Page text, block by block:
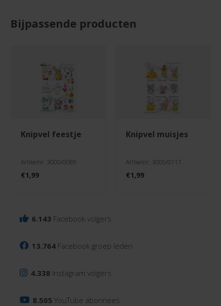
Bijpassende producten
knipvel feestje
Artikelnr. 3000/0089
€1,99
knipvel muisjes
Artikelnr. 3000/0117
€1,99
6.143 Facebook volgers
13.764 Facebook groep leden
4.338 Instagram volgers
8.505 YouTube abonnees